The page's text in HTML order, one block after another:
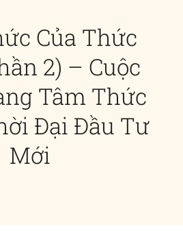
Của Thức
2) – Cuộc
Tâm Thức
Đại Đầu Tư
Mới